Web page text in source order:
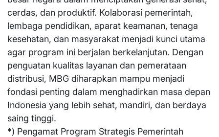
cerdas, dan produktif. Kolaborasi pemerintah,
lembaga pendidikan, aparat keamanan, tenaga
kesehatan, dan masyarakat menjadi kunci utama
agar program ini berjalan berkelanjutan. Dengan
penguatan kualitas layanan dan pemerataan
distribusi, MBG diharapkan mampu menjadi
fondasi penting dalam menghadirkan masa depan
Indonesia yang lebih sehat, mandiri, dan berdaya
saing tinggi.
*) Pengamat Program Strategis Pemerintah